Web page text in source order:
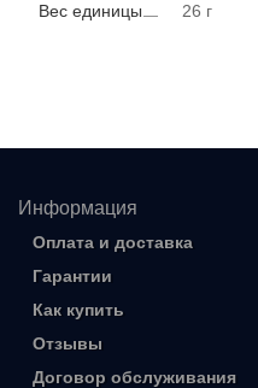
Вес единицы
26 г
Информация
Оплата и доставка
Гарантии
Как купить
Отзывы
Договор обслуживания